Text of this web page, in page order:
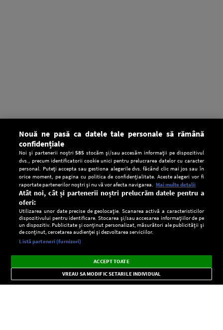
CONFIDENŢIALITATE
Setări:
Dark
Mode
Radio live, podcasturi, știri și alerte
importante.
×
Nouă ne pasă ca datele tale personale să rămână
confidențiale
Noi și partenerii noștri585 stocăm și/sau accesăm informații pe dispozitivul
dvs., precum identificatorii cookie unici pentru prelucrarea datelor cu caracter
personal. Puteți accepta sau gestiona alegerile dvs. făcând clic mai jos sau în
orice moment, pe pagina cu politica de confidențialitate. Aceste alegeri vor fi
raportate partenerilor noștri și nu vă vor afecta navigarea. Mai multe detalii
Atât noi, cât și partenerii noștri prelucrăm datele pentru a
oferi:
Utilizarea unor date precise de geolocație. Scanarea activă a caracteristicilor
dispozitivului pentru identificare. Stocarea și/sau accesarea informațiilor de pe
un dispozitiv. Publicitate și conținut personalizat, măsurători ale publicității și
de conținut, cercetarea audienței și dezvoltarea serviciilor.
Listă parteneri (furnizori)
ACCEPT TOATE
VREAU SA MODIFIC SETARILE INDIVIDUAL